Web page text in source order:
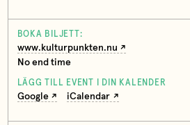
BOKA BILJETT:
www.kulturpunkten.nu
No end time
LÄGG TILL EVENT I DIN KALENDER
Google iCalendar